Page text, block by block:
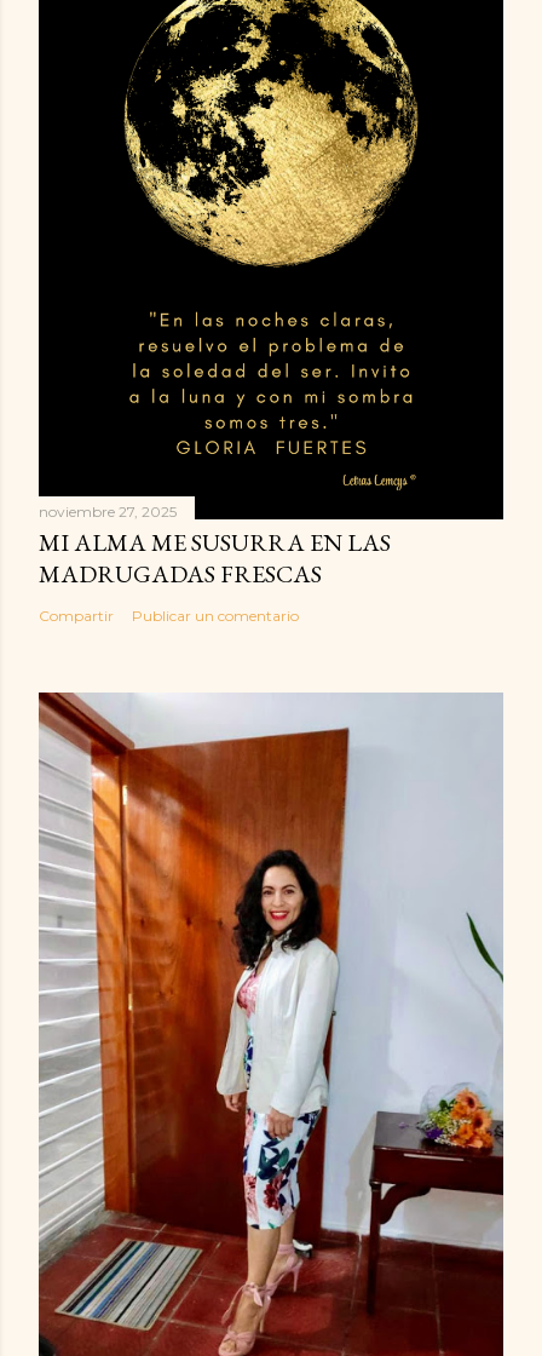
noviembre 27, 2025
MI ALMA ME SUSURRA EN LAS
MADRUGADAS FRESCAS
Compartir Publicar un comentario